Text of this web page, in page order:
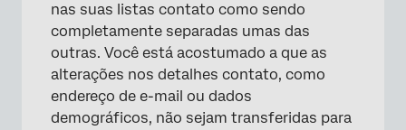
nas suas listas contato como sendo
completamente separadas umas das
outras. Você está acostumado a que as
alterações nos detalhes contato, como
endereço de e-mail ou dados
demográficos, não sejam transferidas para